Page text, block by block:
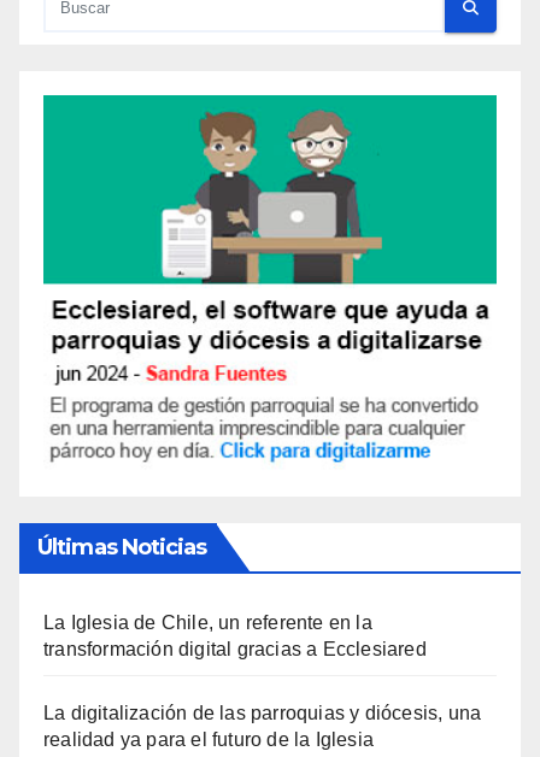
Últimas Noticias
La Iglesia de Chile, un referente en la
transformación digital gracias a Ecclesiared
La digitalización de las parroquias y diócesis, una
realidad ya para el futuro de la Iglesia